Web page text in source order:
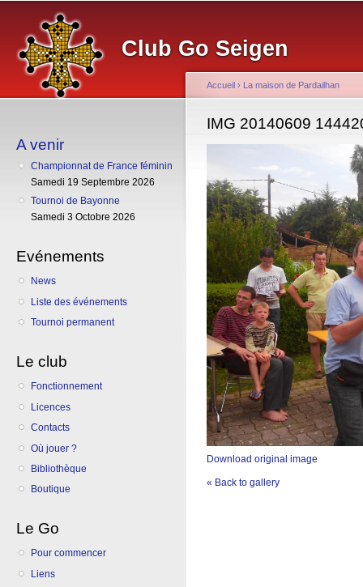
Club Go Seigen
A venir
Championnat de France féminin
Samedi 19 Septembre 2026
Tournoi de Bayonne
Samedi 3 Octobre 2026
Evénements
News
Liste des événements
Tournoi permanent
Le club
Fonctionnement
Licences
Contacts
Où jouer ?
Bibliothèque
Boutique
Le Go
Pour commencer
Liens
Vous êtes ici
Accueil › La maison de Pardailhan
IMG 20140609
Download original image
« Back to gallery